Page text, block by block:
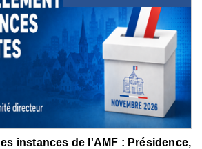
instances de l'AMF : Présidence,